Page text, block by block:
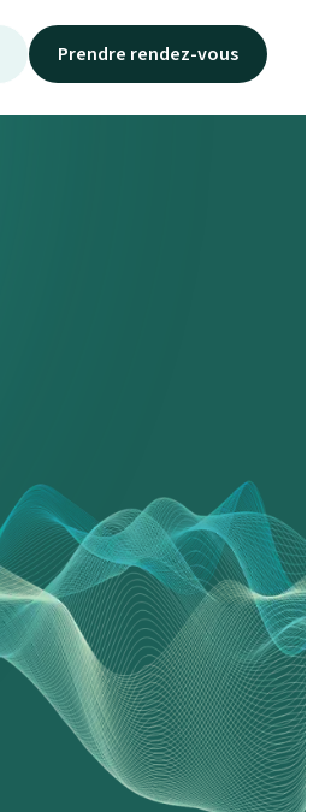
Prendre rendez-vous